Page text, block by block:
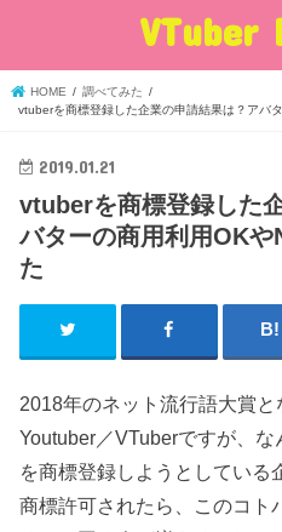
VTuber
HOME
調べてみた
vtuberを商標登録した企業の申請結果は？アバ
2019.01.21
vtuberを商標登録した
バターの商用利用OK
た
2018年のネット流行語大賞
Youtuber／VTuberですが、
を商標登録しようとしている
商標許可されたら、このコト